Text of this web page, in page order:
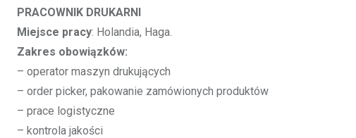
PRACOWNIK DRUKARNI
Miejsce pracy: Holandia, Haga.
Zakres obowiązków:
– operator maszyn drukujących
– order picker, pakowanie zamówionych produktów
– prace logistyczne
– kontrola jakości